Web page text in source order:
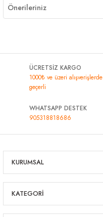
Önerileriniz
ÜCRETSİZ KARGO
1000₺ ve üzeri alışverişlerde
geçerli
WHATSAPP DESTEK
905318818686
KURUMSAL
KATEGORİ